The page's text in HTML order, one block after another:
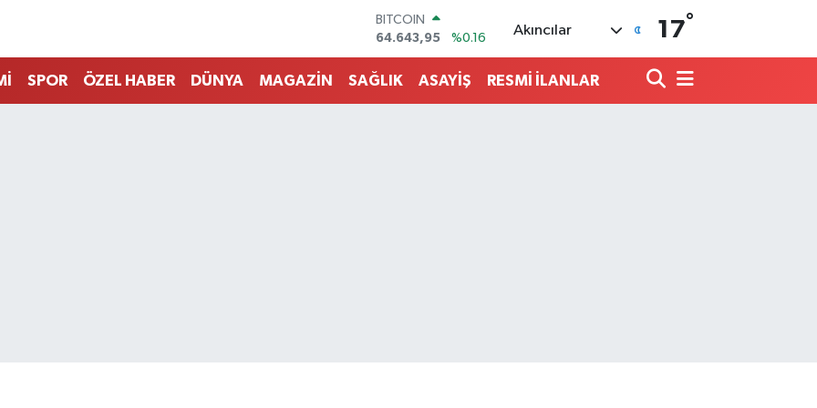
DOLAR
47,6704
%0
EURO
55,0406
%-0.08
Akıncılar 17°
SPOR ÖZEL HABER DÜNYA MAGAZİN SAĞLIK ASAYİŞ RESMİ İLANLAR